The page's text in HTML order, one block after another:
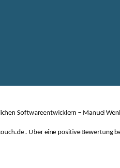
Softwareentwicklern – Manuel
. Über eine positive Bewertung